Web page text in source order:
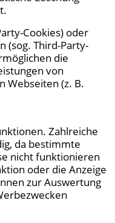
Cookies) oder
(sog. Third-Party-
die
von
Webseiten (z. B.
Zahlreiche
da bestimmte
nicht funktionieren
oder die Anzeige
zur Auswertung